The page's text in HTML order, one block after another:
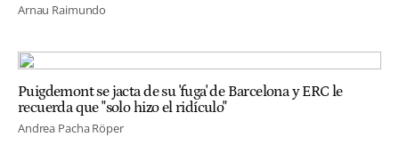
Arnau Raimundo
Puigdemont se jacta de su 'fuga' de Barcelona y ERC le
recuerda que "solo hizo el ridículo"
Andrea Pacha Röper